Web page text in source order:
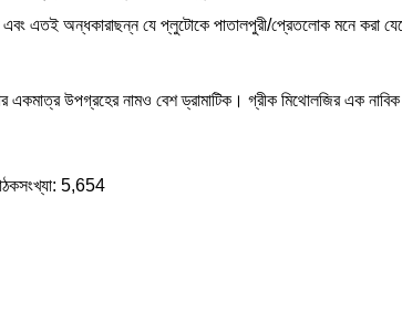
এতই অন্ধকারাছন্ন যে প্লুটোকে পাতালপুরী/প্রেতলোক মনে করা
উপগ্রহের নামও বেশ ড্রামাটিক। গ্রীক মিথোলজির এক নাবিক
5,654